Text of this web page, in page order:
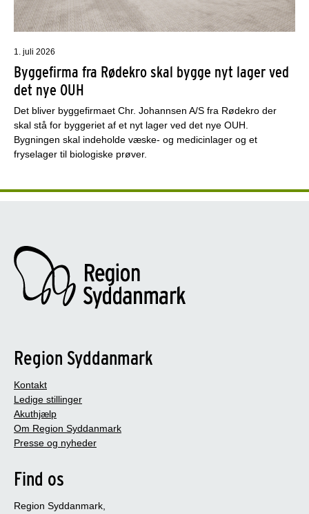
1. juli 2026
Byggefirma fra Rødekro skal bygge nyt lager ved
det nye OUH
Det bliver byggefirmaet Chr. Johannsen A/S fra Rødekro der
skal stå for byggeriet af et nyt lager ved det nye OUH.
Bygningen skal indeholde væske- og medicinlager og et
fryselager til biologiske prøver.
Region Syddanmark
Kontakt
Ledige stillinger
Akuthjælp
Om Region Syddanmark
Presse og nyheder
Find os
Region Syddanmark,